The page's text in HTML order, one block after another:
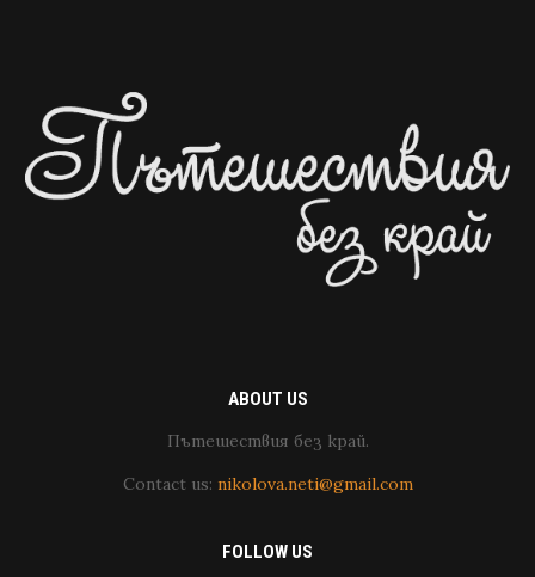
ABOUT US
Пътешествия без край.
Contact us: nikolova.neti@gmail.com
FOLLOW US